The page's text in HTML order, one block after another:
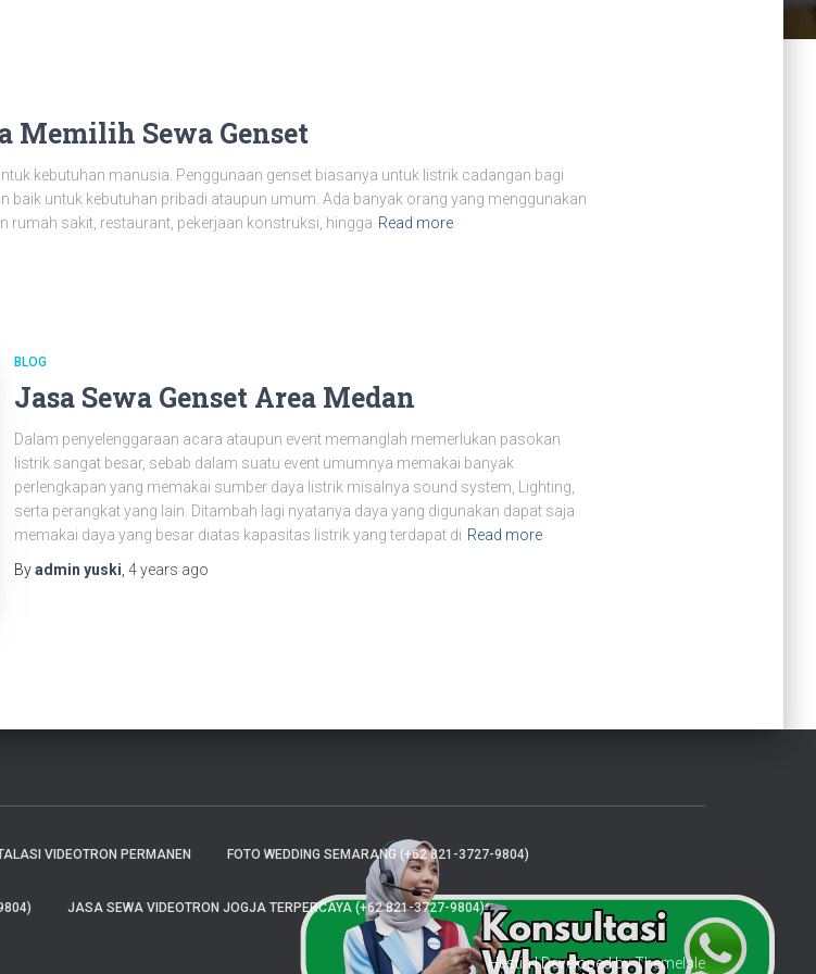
Sewa Genset
kebutuhan manusia. Penggunaan genset biasanya untuk listrik cadangan bagi
baik untuk kebutuhan pribadi ataupun umum. Ada banyak orang yang menggunakan
rumah sakit, restaurant, pekerjaan konstruksi, hingga Read more
BLOG
Jasa Sewa Genset Area Medan
Dalam penyelenggaraan acara ataupun event memanglah memerlukan pasokan
listrik sangat besar, sebab dalam suatu event umumnya memakai banyak
perlengkapan yang memakai sumber daya listrik misalnya sound system, Lighting,
serta perangkat yang lain. Ditambah lagi nyatanya daya yang digunakan dapat saja
memakai daya yang besar diatas kapasitas listrik yang terdapat di Read more
Byadmin yuski 4 years ago
VIDEOTRON PERMANEN FOTO WEDDING SEMARANG (+62 821-3727-9804)
JASA SEWA VIDEOTRON JOGJA TERPERCAYA (+62 821-3727-9804)
Hestia | Developed byThemeIsle